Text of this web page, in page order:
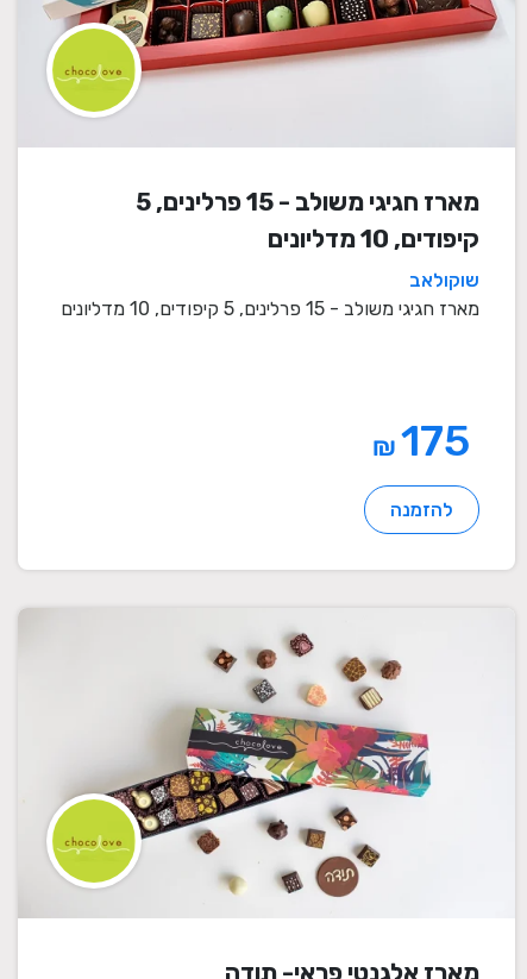
מארז חגיגי משולב - 15 פרלינים, 5
קיפודים, 10 מדליונים
שוקולאב
מארז חגיגי משולב - 15 פרלינים, 5 קיפודים, 10 מדליונים
₪
להזמנה
מארז אלגנטי פראי- תודה